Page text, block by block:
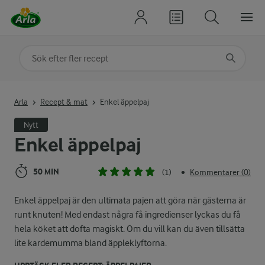
Enkel äppelpaj
50 MIN (1) • Kommentarer (0)
Enkel äppelpaj är den ultimata pajen att göra när gästerna är
runt knuten! Med endast några få ingredienser lyckas du få
hela köket att dofta magiskt. Om du vill kan du även tillsätta
lite kardemumma bland äppleklyftorna.
Arla Recept & mat Enkel äppelpaj
Nytt
Sök på kategori eller ingrediens